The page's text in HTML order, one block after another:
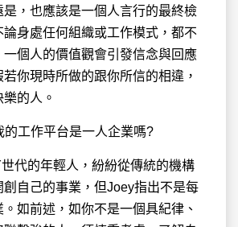
，也應該是一個人言行的最終檢
論身處任何組織或工作模式，都不
個人的價值觀會引發信念與回應
你現時所做的跟你所信的相違，
的人。
的工作平台是一人企業嗎?
代的年輕人，紛紛從傳統的機構
創自己的事業，但Joey指出不是每
如前述，如你不是一個具紀律、